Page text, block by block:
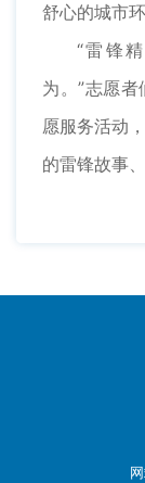
舒心的城市环
“雷锋
为。”志愿
愿服务活动
的雷锋故事